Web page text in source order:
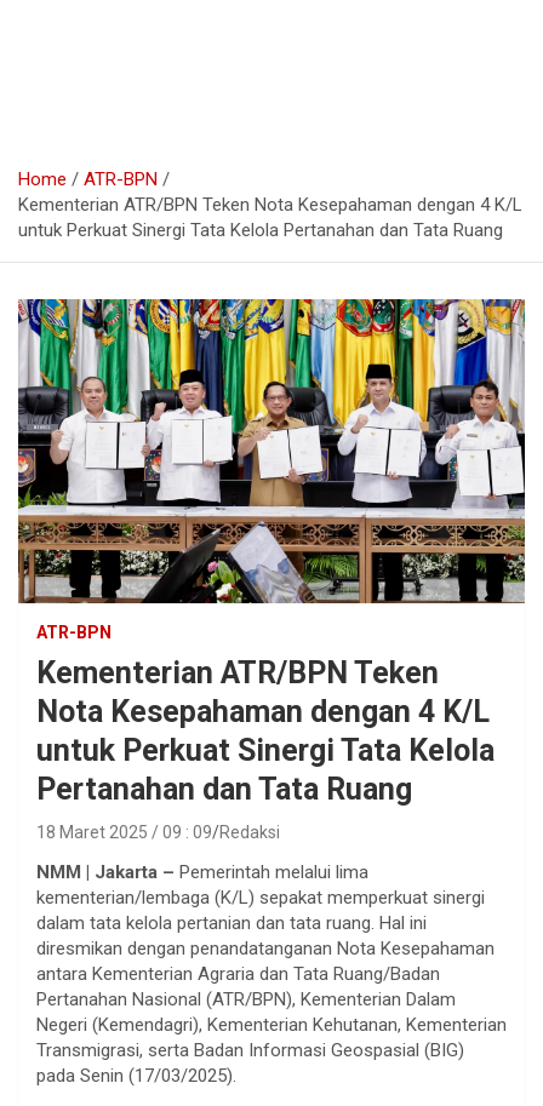
Home
ATR-BPN
Kementerian ATR/BPN Teken Nota Kesepahaman dengan 4 K/L
untuk Perkuat Sinergi Tata Kelola Pertanahan dan Tata Ruang
ATR-BPN
Kementerian ATR/BPN Teken
Nota Kesepahaman dengan 4 K/L
untuk Perkuat Sinergi Tata Kelola
Pertanahan dan Tata Ruang
18 Maret 2025 / 09 : 09 Redaksi
NMM | Jakarta – Pemerintah melalui lima
kementerian/lembaga (K/L) sepakat memperkuat sinergi
dalam tata kelola pertanian dan tata ruang. Hal ini
diresmikan dengan penandatanganan Nota Kesepahaman
antara Kementerian Agraria dan Tata Ruang/Badan
Pertanahan Nasional (ATR/BPN), Kementerian Dalam
Negeri (Kemendagri), Kementerian Kehutanan, Kementerian
Transmigrasi, serta Badan Informasi Geospasial (BIG)
pada Senin (17/03/2025).